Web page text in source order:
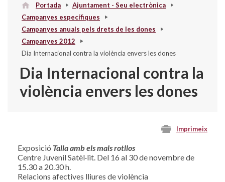
Portada
Ajuntament - Seu electrònica
Campanyes específiques
Campanyes anuals pels drets de les dones
Campanyes 2012
Dia Internacional contra la violència envers les dones
Dia Internacional contra la
violència envers les dones
Imprimeix
Exposició Talla amb els mals rotllos
Centre Juvenil Satèl·lit. Del 16 al 30 de novembre de
15.30 a 20.30 h.
Relacions afectives lliures de violència